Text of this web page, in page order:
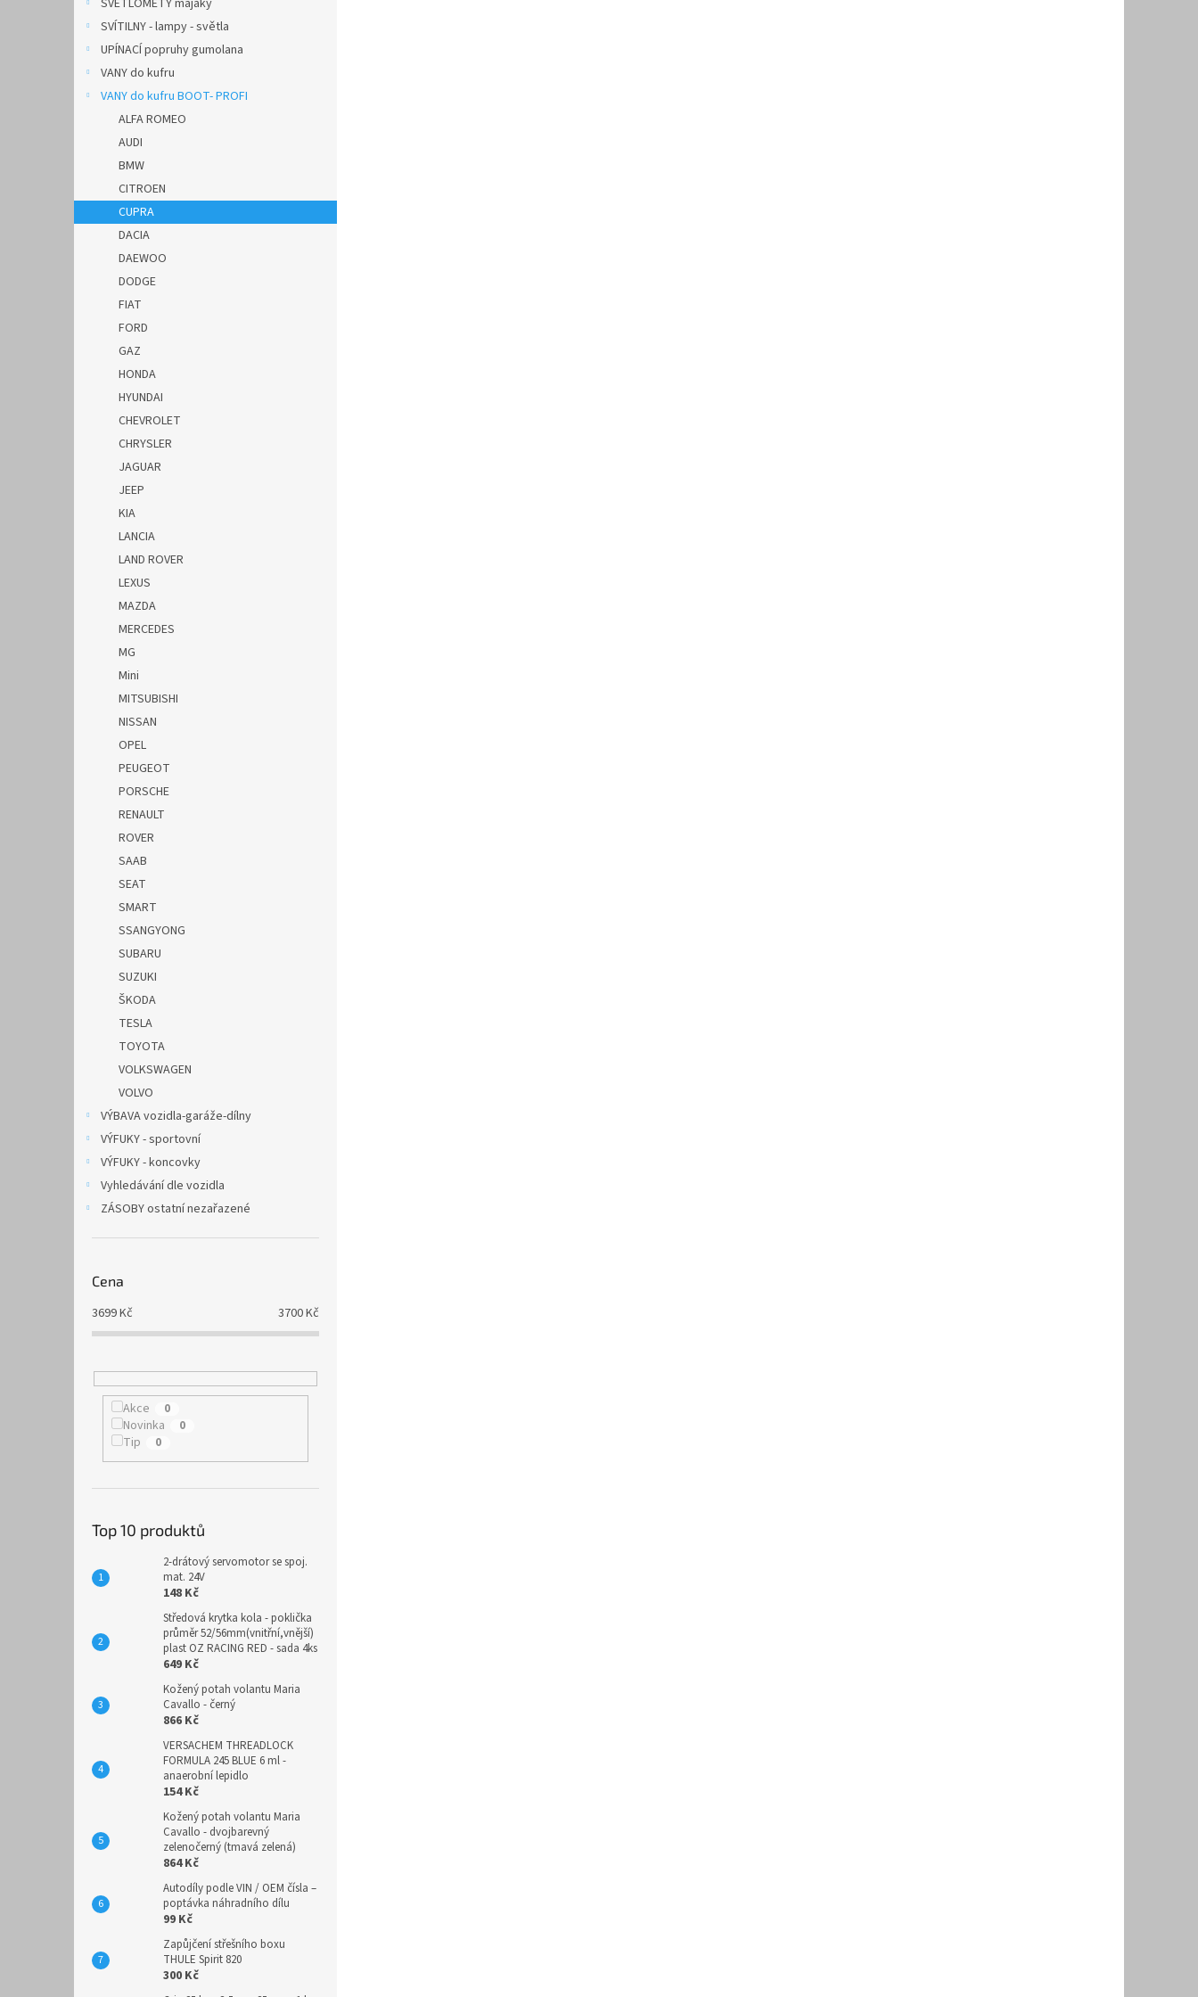
SVĚTLOMETY majáky
SVÍTILNY - lampy - světla
UPÍNACÍ popruhy gumolana
VANY do kufru
VANY do kufru BOOT- PROFI
ALFA ROMEO
AUDI
BMW
CITROEN
CUPRA
DACIA
DAEWOO
DODGE
FIAT
FORD
GAZ
HONDA
HYUNDAI
CHEVROLET
CHRYSLER
JAGUAR
JEEP
KIA
LANCIA
LAND ROVER
LEXUS
MAZDA
MERCEDES
MG
Mini
MITSUBISHI
NISSAN
OPEL
PEUGEOT
PORSCHE
RENAULT
ROVER
SAAB
SEAT
SMART
SSANGYONG
SUBARU
SUZUKI
ŠKODA
TESLA
TOYOTA
VOLKSWAGEN
VOLVO
VÝBAVA vozidla-garáže-dílny
VÝFUKY - sportovní
VÝFUKY - koncovky
Vyhledávání dle vozidla
ZÁSOBY ostatní nezařazené
Cena
3699Kč 3700Kč
Akce 0
Novinka 0
Tip 0
Top 10 produktů
2-drátový servomotor se spoj.
mat. 24V
148 Kč
Středová krytka kola - poklička
průměr 52/56mm(vnitřní,vnější)
plast OZ RACING RED - sada 4ks
649 Kč
Kožený potah volantu Maria
Cavallo - černý
866 Kč
VERSACHEM THREADLOCK
FORMULA 245 BLUE 6 ml -
anaerobní lepidlo
154 Kč
Kožený potah volantu Maria
Cavallo - dvojbarevný
zelenočerný (tmavá zelená)
864 Kč
Autodíly podle VIN / OEM čísla –
poptávka náhradního dílu
99 Kč
Zapůjčení střešního boxu
THULE Spirit 820
300 Kč